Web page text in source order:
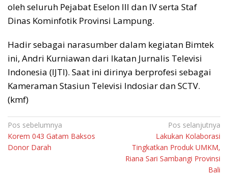
oleh seluruh Pejabat Eselon III dan IV serta Staf
Dinas Kominfotik Provinsi Lampung.
Hadir sebagai narasumber dalam kegiatan Bimtek
ini, Andri Kurniawan dari Ikatan Jurnalis Televisi
Indonesia (IJTI). Saat ini dirinya berprofesi sebagai
Kameraman Stasiun Televisi Indosiar dan SCTV.
(kmf)
Navigasi
pos
Pos sebelumnya
Korem 043 Gatam Baksos
Donor Darah
Pos selanjutnya
Lakukan Kolaborasi
Tingkatkan Produk UMKM,
Riana Sari Sambangi Provinsi
Bali